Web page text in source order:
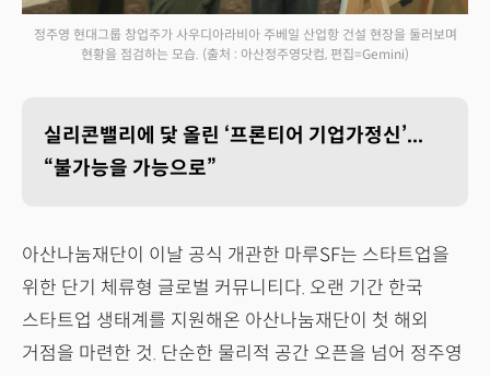
정주영 현대그룹 창업주가 사우디아라비아 주베일 산업항 건설 현장을 둘러보며
현황을 점검하는 모습. (출처 : 아산정주영닷컴, 편집=Gemini)
실리콘밸리에 닻 올린 ‘프론티어 기업가정신’...
“불가능을 가능으로”
아산나눔재단이 이날 공식 개관한 마루SF는 스타트업을
위한 단기 체류형 글로벌 커뮤니티다. 오랜 기간 한국
스타트업 생태계를 지원해온 아산나눔재단이 첫 해외
거점을 마련한 것. 단순한 물리적 공간 오픈을 넘어 정주영